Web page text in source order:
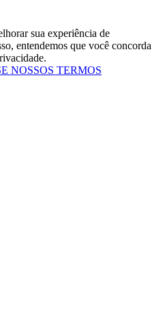
sua experiência de
entendemos que você concorda
NOSSOS TERMOS